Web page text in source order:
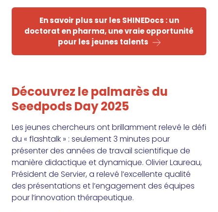
En savoir plus sur les SHINEDocs : un
doctorat en pharma, une vraie opportunité
pour les jeunes talents
Découvrez le palmarès du
Seedpods Day 2025
Les jeunes chercheurs ont brillamment relevé le défi
du « flashtalk » : seulement 3 minutes pour
présenter des années de travail scientifique de
manière didactique et dynamique. Olivier Laureau,
Président de Servier, a relevé l’excellente qualité
des présentations et l’engagement des équipes
pour l’innovation thérapeutique.